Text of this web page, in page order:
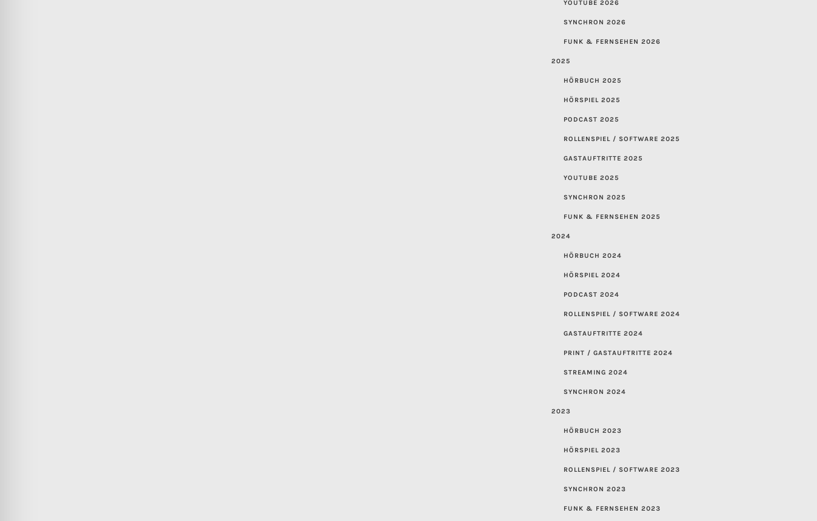
YOUTUBE 2026
SYNCHRON 2026
FUNK & FERNSEHEN 2026
2025
HÖRBUCH 2025
HÖRSPIEL 2025
PODCAST 2025
ROLLENSPIEL / SOFTWARE 2025
GASTAUFTRITTE 2025
YOUTUBE 2025
SYNCHRON 2025
FUNK & FERNSEHEN 2025
2024
HÖRBUCH 2024
HÖRSPIEL 2024
PODCAST 2024
ROLLENSPIEL / SOFTWARE 2024
GASTAUFTRITTE 2024
PRINT / GASTAUFTRITTE 2024
STREAMING 2024
SYNCHRON 2024
2023
HÖRBUCH 2023
HÖRSPIEL 2023
ROLLENSPIEL / SOFTWARE 2023
SYNCHRON 2023
FUNK & FERNSEHEN 2023